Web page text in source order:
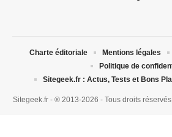
Sitegeek.fr - ® 2013-2026 - Tous droits
Charte éditoriale Mentions légales
Politique de
Sitegeek.fr : Actus, Tests et Bons